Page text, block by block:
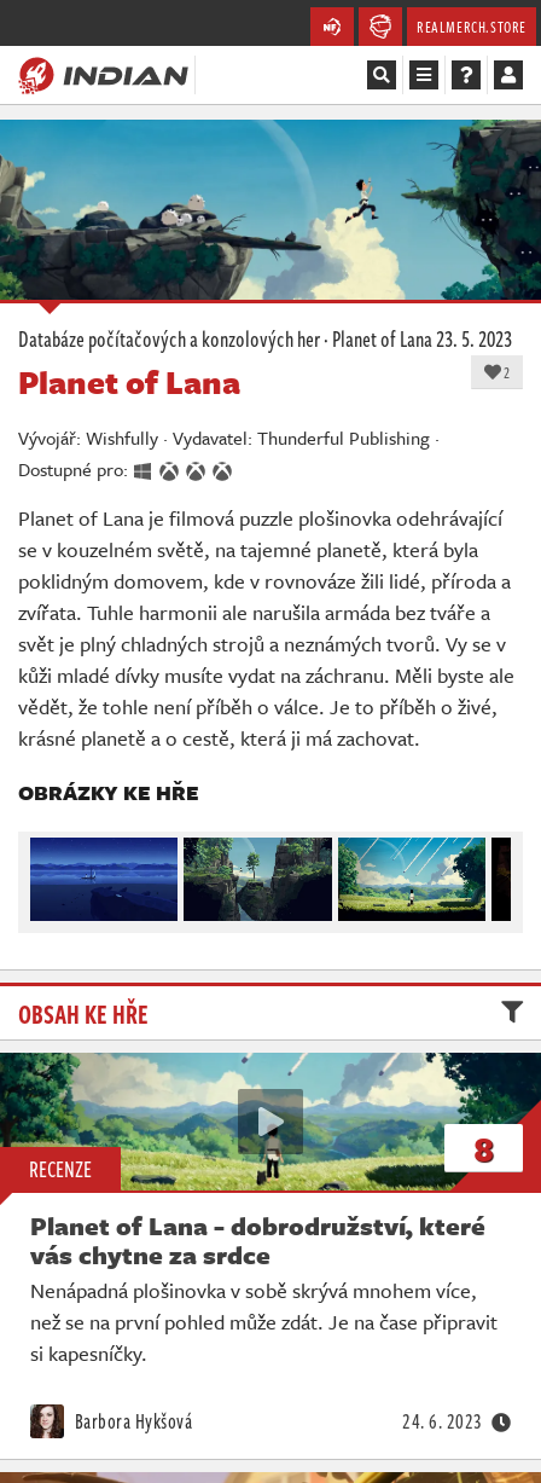
REALMERCH.STORE
Magazín
Recenze
Videa
Soutěže
Databáze
Komunita
Redakce
Živě
Databáze počítačových a konzolových her·Planet of Lana23. 5. 2023
2
Planet of Lana
Vývojář: Wishfully · Vydavatel: Thunderful Publishing ·
Dostupné pro:
Planet of Lana je filmová puzzle plošinovka odehrávající
se v kouzelném světě, na tajemné planetě, která byla
poklidným domovem, kde v rovnováze žili lidé, příroda a
zvířata. Tuhle harmonii ale narušila armáda bez tváře a
svět je plný chladných strojů a neznámých tvorů. Vy se v
kůži mladé dívky musíte vydat na záchranu. Měli byste ale
vědět, že tohle není příběh o válce. Je to příběh o živé,
krásné planetě a o cestě, která ji má zachovat.
OBRÁZKY KE HŘE
OBSAH KE HŘE
RECENZE 8
Planet of Lana - dobrodružství, které
vás chytne za srdce
Nenápadná plošinovka v sobě skrývá mnohem více,
než se na první pohled může zdát. Je na čase připravit
si kapesníčky.
Barbora Hykšová 24. 6. 2023